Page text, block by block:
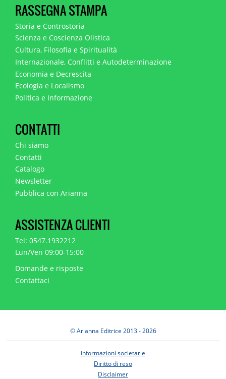
RASSEGNA STAMPA
Storia e Controstoria
Scienza e Coscienza Olistica
Cultura, Filosofia e Spiritualità
Internazionale, Conflitti e Autodeterminazione
Economia e Decrescita
Ecologia e Localismo
Politica e Informazione
CONTATTI
Chi siamo
Contatti
Catalogo
Newsletter
Pubblica con Arianna
ASSISTENZA CLIENTI
Tel: 0547.1932212
Lun/Ven 09:00-15:00
Domande e risposte
Contattaci
© Arianna Editrice 2013 - 2026
Informazioni societarie
Diritto di reso
Disclaimer